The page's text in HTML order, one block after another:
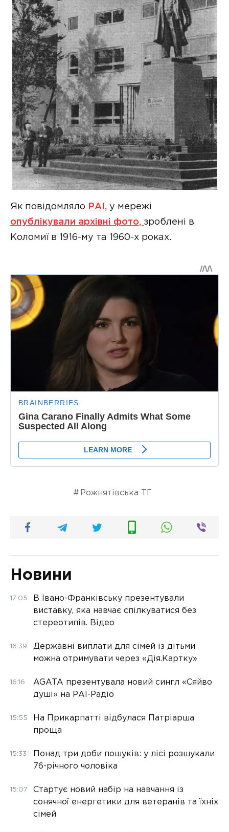
Як повідомляло РАІ, у мережі
опублікували архівні фото, зроблені в
Коломиї в 1916-му та 1960-х роках.
Рожнятівська ТГ
Новини
17:05
В Івано-Франківську презентували
виставку, яка навчає спілкуватися без
стереотипів. Відео
16:39
Державні виплати для сімей із дітьми
можна отримувати через «Дія.Картку»
16:16
AGATA презентувала новий сингл «Сяйво
душі» на РАІ-Радіо
15:55
На Прикарпатті відбулася Патріарша
проща
15:33
Понад три доби пошуків: у лісі розшукали
76-річного чоловіка
15:07
Стартує новий набір на навчання із
сонячної енергетики для ветеранів та їхніх
сімей